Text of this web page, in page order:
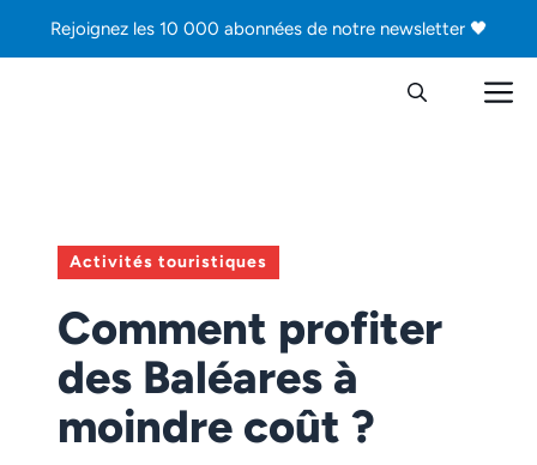
Rejoignez les 10 000 abonnées de notre newsletter 🖤
Activités touristiques
Comment profiter
des Baléares à
moindre coût ?